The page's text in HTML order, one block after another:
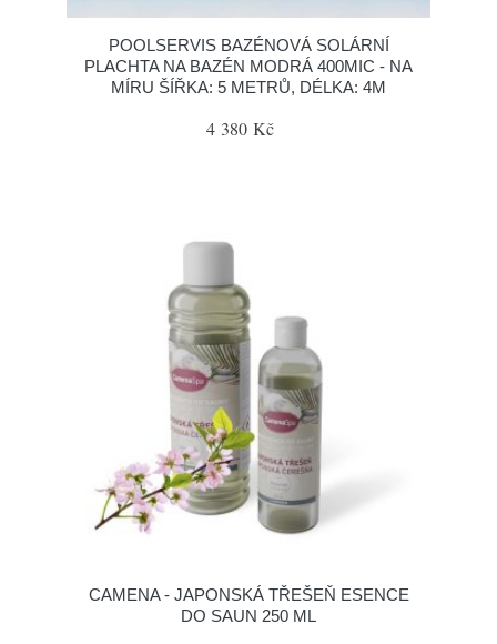
POOLSERVIS BAZÉNOVÁ SOLÁRNÍ
PLACHTA NA BAZÉN MODRÁ 400MIC - NA
MÍRU ŠÍŘKA: 5 METRŮ, DÉLKA: 4M
4 380 Kč
CAMENA - JAPONSKÁ TŘEŠEŇ ESENCE
DO SAUN 250 ML